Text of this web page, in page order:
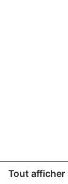
Tout afficher